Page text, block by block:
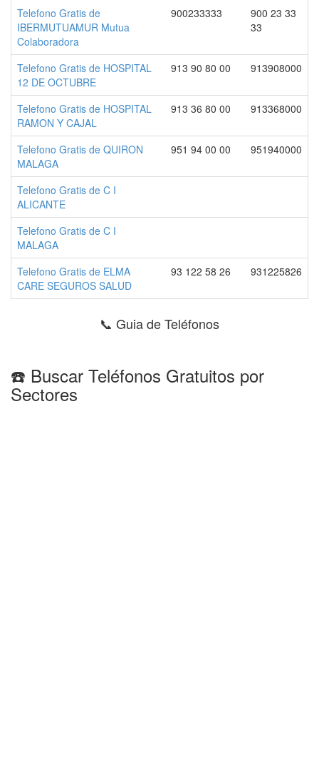
Telefono Gratis de
IBERMUTUAMUR Mutua
Colaboradora
900233333
900 23 33
33
Telefono Gratis de HOSPITAL
12 DE OCTUBRE
913 90 80 00 913908000
Telefono Gratis de HOSPITAL
RAMON Y CAJAL
913 36 80 00 913368000
Telefono Gratis de QUIRON
MALAGA
951 94 00 00 951940000
Telefono Gratis de C I
ALICANTE
Telefono Gratis de C I
MALAGA
Telefono Gratis de ELMA
CARE SEGUROS SALUD
93 122 58 26 931225826
📞 Guia de Teléfonos
☎️ Buscar Teléfonos Gratuitos por
Sectores